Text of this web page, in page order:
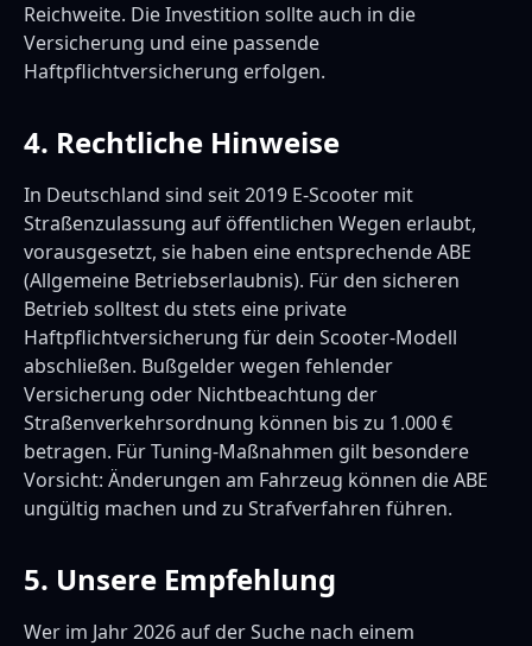
Reichweite. Die Investition sollte auch in die
Versicherung und eine passende
Haftpflichtversicherung erfolgen.
4. Rechtliche Hinweise
In Deutschland sind seit 2019 E-Scooter mit
Straßenzulassung auf öffentlichen Wegen erlaubt,
vorausgesetzt, sie haben eine entsprechende ABE
(Allgemeine Betriebserlaubnis). Für den sicheren
Betrieb solltest du stets eine private
Haftpflichtversicherung für dein Scooter-Modell
abschließen. Bußgelder wegen fehlender
Versicherung oder Nichtbeachtung der
Straßenverkehrsordnung können bis zu 1.000 €
betragen. Für Tuning-Maßnahmen gilt besondere
Vorsicht: Änderungen am Fahrzeug können die ABE
ungültig machen und zu Strafverfahren führen.
5. Unsere Empfehlung
Wer im Jahr 2026 auf der Suche nach einem